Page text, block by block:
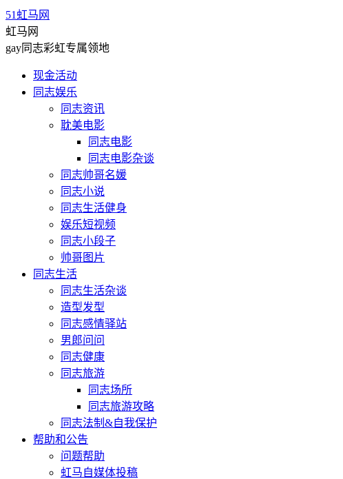
51虹马网
虹马网
gay同志彩虹专属领地
现金活动
同志娱乐
同志资讯
耽美电影
同志电影
同志电影杂谈
同志帅哥名媛
同志小说
同志生活健身
娱乐短视频
同志小段子
帅哥图片
同志生活
同志生活杂谈
造型发型
同志感情驿站
男郎问问
同志健康
同志旅游
同志场所
同志旅游攻略
同志法制&自我保护
帮助和公告
问题帮助
虹马自媒体投稿